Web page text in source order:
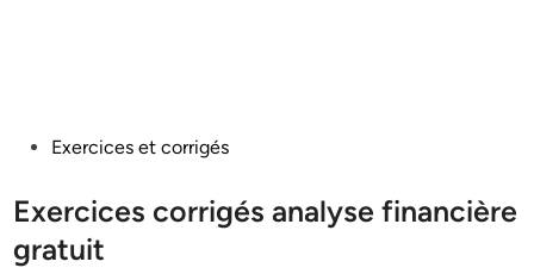
PostedExercices et corrigés
Exercices corrigés analyse financière
gratuit